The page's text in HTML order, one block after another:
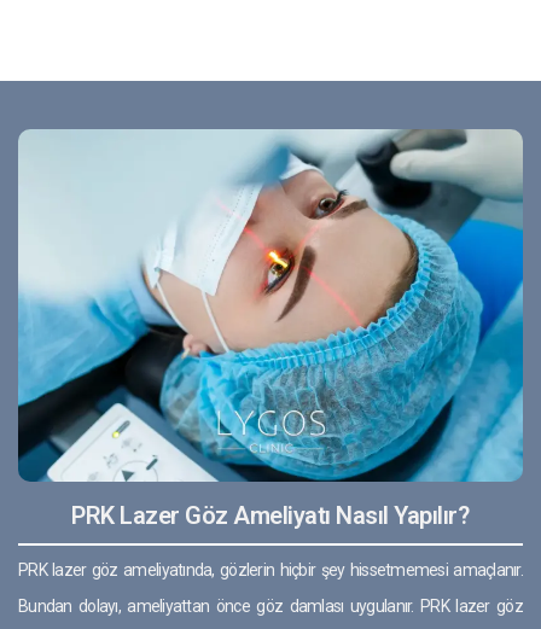
PRK Lazer Göz Ameliyatı Nasıl Yapılır?
PRK lazer göz ameliyatında, gözlerin hiçbir şey hissetmemesi amaçlanır.
Bundan dolayı, ameliyattan önce göz damlası uygulanır. PRK lazer göz